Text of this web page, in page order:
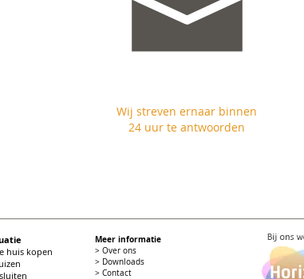
Wij streven ernaar binnen
24 uur te antwoorden
huis kopen
Meer informatie
> Over ons
> Downloads
> Contact